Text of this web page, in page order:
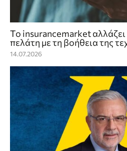
Το insurancemarket αλλάζει
πελάτη με τη βοήθεια της
14.07.2026